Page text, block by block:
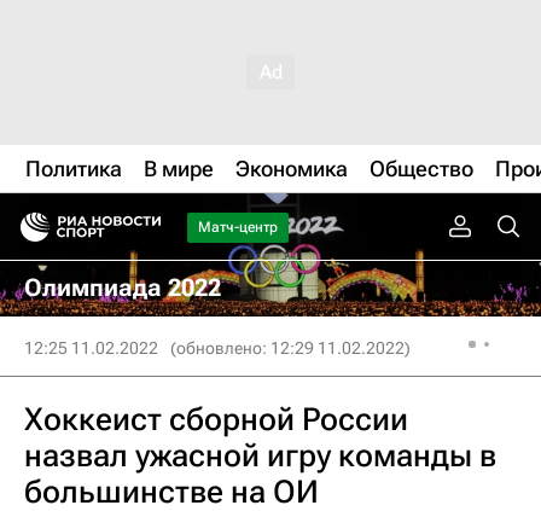
Политика В мире Экономика Общество
Матч-центр
Олимпиада 2022
12:25 11.02.2022 (обновлено: 12:29 11.02.2022)
Хоккеист сборной России
назвал ужасной игру команды в
большинстве на ОИ